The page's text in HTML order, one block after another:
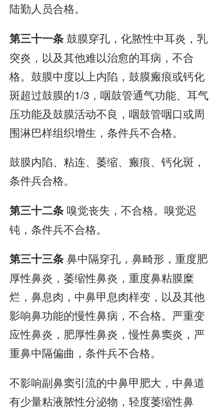
陆勤人员合格。
第三十一条鼓膜穿孔，化脓性中耳炎，乳
突炎，以及其他难以治愈的耳病，不合
格。鼓膜中度以上内陷，鼓膜瘢痕或钙化
斑超过鼓膜的1/3，咽鼓管通气功能、耳气
压功能及鼓膜活动不良，咽鼓管咽口或周
围淋巴样组织增生，条件兵不合格。
鼓膜内陷、粘连、萎缩、瘢痕、钙化斑，
条件兵合格。
第三十二条 嗅觉丧失，不合格。嗅觉迟
钝，条件兵不合格。
第三十三条鼻中隔穿孔，鼻畸形，重度肥
厚性鼻炎，萎缩性鼻炎，重度鼻粘膜糜
烂，鼻息肉，中鼻甲息肉样变，以及其他
影响鼻功能的慢性鼻病，不合格。严重变
应性鼻炎，肥厚性鼻炎，慢性鼻窦炎，严
重鼻中隔偏曲，条件兵不合格。
不影响副鼻窦引流的中鼻甲肥大，中鼻道
有少量粘液脓性分泌物，轻度萎缩性鼻